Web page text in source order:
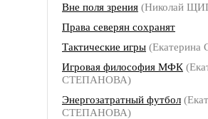
Вне поля зрения (Николай
Права северян сохранят
Тактические игры
Игровая философия МФК
СТЕПАНОВА)
Энергозатратный футбол
СТЕПАНОВА)